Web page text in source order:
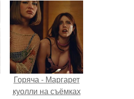
помолвки, показали
новые фото с
совместного
отдыха.
Горяча - Маргарет
куолли на съёмках